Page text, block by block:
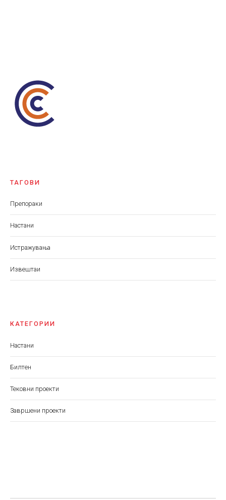
ТАГОВИ
Препораки
Настани
Истражувања
Извештаи
КАТЕГОРИИ
Настани
Билтен
Тековни проекти
Завршени проекти